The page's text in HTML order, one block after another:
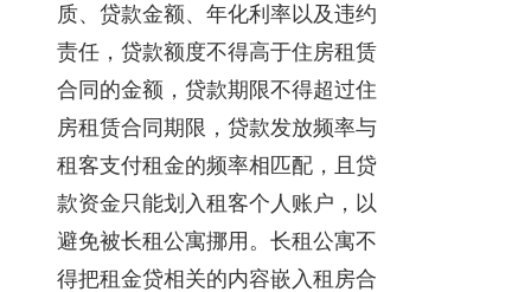
质、贷款金额、年化利率以及违约
责任，贷款额度不得高于住房租赁
合同的金额，贷款期限不得超过住
房租赁合同期限，贷款发放频率与
租客支付租金的频率相匹配，且贷
款资金只能划入租客个人账户，以
避免被长租公寓挪用。长租公寓不
得把租金贷相关的内容嵌入租房合